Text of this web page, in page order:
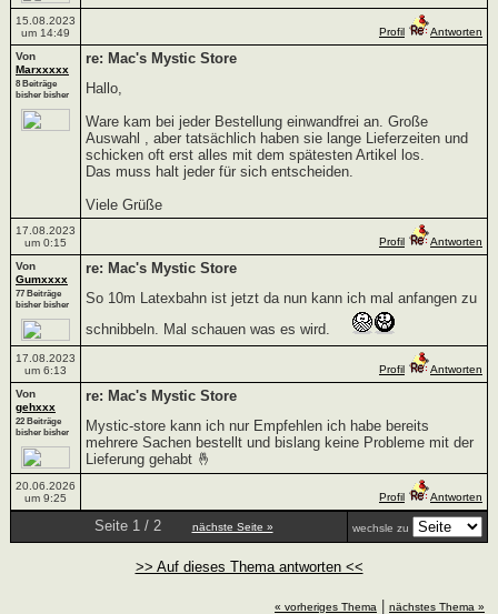
15.08.2023
um 14:49
Profil
Antworten
Von
Marxxxxx
8 Beiträge
bisher bisher
re: Mac's Mystic Store
Hallo,
Ware kam bei jeder Bestellung einwandfrei an. Große
Auswahl , aber tatsächlich haben sie lange Lieferzeiten und
schicken oft erst alles mit dem spätesten Artikel los.
Das muss halt jeder für sich entscheiden.
Viele Grüße
17.08.2023
um 0:15
Profil
Antworten
Von
Gumxxxx
77 Beiträge
bisher bisher
re: Mac's Mystic Store
So 10m Latexbahn ist jetzt da nun kann ich mal anfangen zu
schnibbeln. Mal schauen was es wird.
17.08.2023
um 6:13
Profil
Antworten
Von
gehxxx
22 Beiträge
bisher bisher
re: Mac's Mystic Store
Mystic-store kann ich nur Empfehlen ich habe bereits
mehrere Sachen bestellt und bislang keine Probleme mit der
Lieferung gehabt 🤞
20.06.2026
um 9:25
Profil Antworten
Seite 1 / 2 nächste Seite » wechsle zu
>> Auf dieses Thema antworten <<
« vorheriges Thema nächstes Thema »